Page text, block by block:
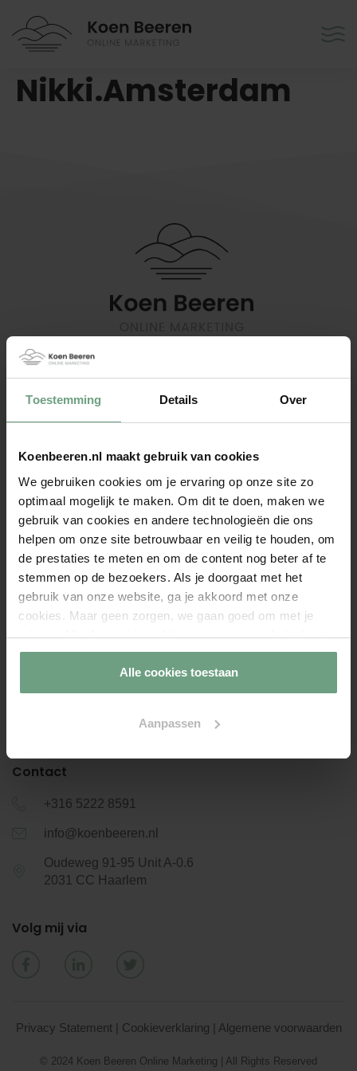
Toestemming Details Over
Koenbeeren.nl maakt gebruik van cookies
We gebruiken cookies om je ervaring op onze site zo
optimaal mogelijk te maken. Om dit te doen, maken we
gebruik van cookies en andere technologieën die ons
helpen om onze site betrouwbaar en veilig te houden, om
de prestaties te meten en om de content nog beter af te
stemmen op de bezoekers. Als je doorgaat met het
gebruik van onze website, ga je akkoord met onze
cookies. Maar geen zorgen, we gaan goed om met je
privacy. Via decookieverklaringop onze website kunt u
uw toestemming op elk moment wijzigen of intrekken.
Alle cookies toestaan
Aanpassen
Nikki.Amsterdam
Illustrations byFreepik
Home
Diensten
Werkwijze
Over Koen
Weblog
Contact
Contact
+316 5222 8591
info@koenbeeren.nl
Oudeweg 91-95 Unit A-0.6
2031 CC Haarlem
Volg mij via
© 2024 Koen Beeren Online Marketing | All Rights Reserved
Privacy Statement| Cookieverklaring Algemene voorwaarden